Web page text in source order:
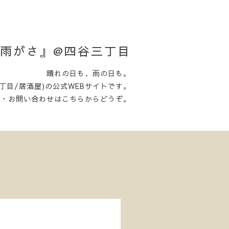
さ』@四谷三丁目
晴れの日も、雨の日も。
目/居酒屋)の公式WEBサイトです。
お問い合わせはこちらからどうぞ。